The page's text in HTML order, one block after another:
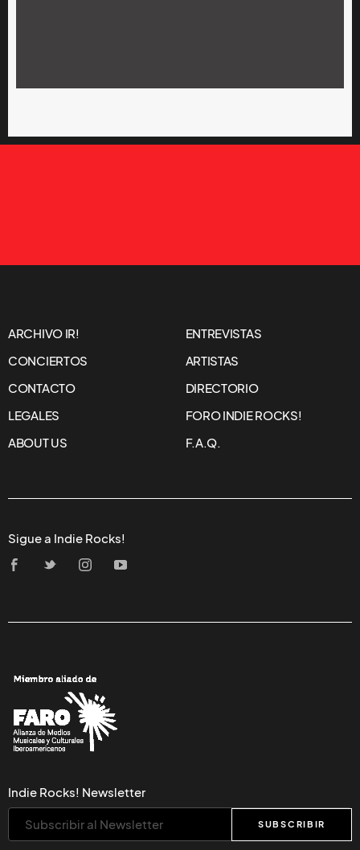
ARCHIVO IR!
ENTREVISTAS
CONCIERTOS
ARTISTAS
CONTACTO
DIRECTORIO
LEGALES
FORO INDIE ROCKS!
ABOUT US
F.A.Q.
Sigue a Indie Rocks!
Indie Rocks! Newsletter